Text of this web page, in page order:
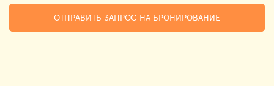
ОТПРАВИТЬ ЗАПРОС НА БРОНИРОВАНИЕ